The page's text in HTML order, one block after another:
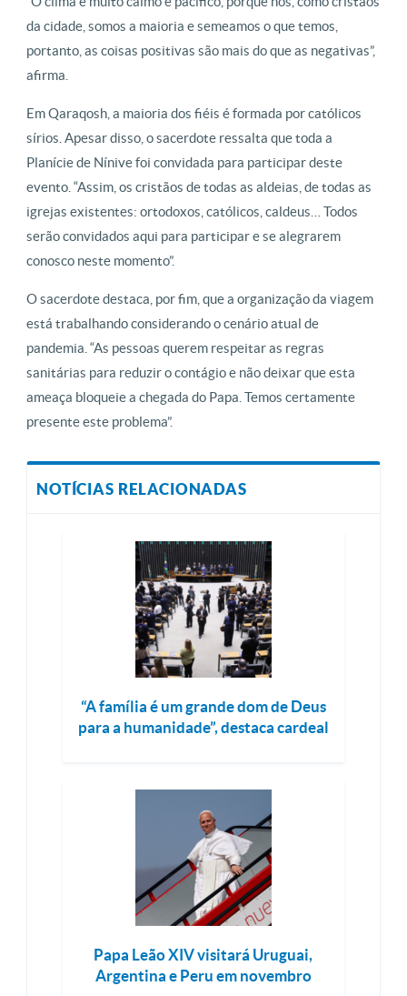
da cidade, somos a maioria e semeamos o que temos,
portanto, as coisas positivas são mais do que as negativas”,
afirma.
Em Qaraqosh, a maioria dos fiéis é formada por católicos
sírios. Apesar disso, o sacerdote ressalta que toda a
Planície de Nínive foi convidada para participar deste
evento. “Assim, os cristãos de todas as aldeias, de todas as
igrejas existentes: ortodoxos, católicos, caldeus… Todos
serão convidados aqui para participar e se alegrarem
conosco neste momento”.
O sacerdote destaca, por fim, que a organização da viagem
está trabalhando considerando o cenário atual de
pandemia. “As pessoas querem respeitar as regras
sanitárias para reduzir o contágio e não deixar que esta
ameaça bloqueie a chegada do Papa. Temos certamente
presente este problema”.
NOTÍCIAS RELACIONADAS
“A família é um grande dom de Deus
para a humanidade”, destaca cardeal
Papa Leão XIV visitará Uruguai,
Argentina e Peru em novembro